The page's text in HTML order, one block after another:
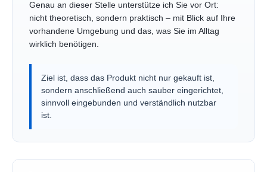
Genau an dieser Stelle unterstütze ich Sie vor Ort:
nicht theoretisch, sondern praktisch – mit Blick auf Ihre
vorhandene Umgebung und das, was Sie im Alltag
wirklich benötigen.
Ziel ist, dass das Produkt nicht nur gekauft ist,
sondern anschließend auch sauber eingerichtet,
sinnvoll eingebunden und verständlich nutzbar
ist.